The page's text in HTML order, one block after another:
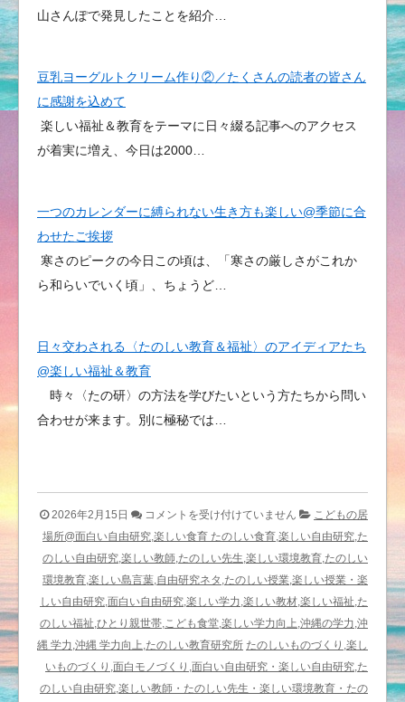
山さんぽで発見したことを紹介…
豆乳ヨーグルトクリーム作り②／たくさんの読者の皆さん
に感謝を込めて
楽しい福祉＆教育をテーマに日々綴る記事へのアクセス
が着実に増え、今日は2000…
一つのカレンダーに縛られない生き方も楽しい@季節に合
わせたご挨拶
寒さのピークの今日この頃は、「寒さの厳しさがこれか
ら和らいでいく頃」、ちょうど…
日々交わされる〈たのしい教育＆福祉〉のアイディアたち
@楽しい福祉＆教育
時々〈たの研〉の方法を学びたいという方たちから問い
合わせが来ます。別に極秘では…
2026年2月15日
PEAL
カ
ウ
ン
セ
リ
ン
グ
入
コメントを受け付けていません
こどもの居
場所@面白い自由研究,楽しい食育 たのしい食育,楽しい自由研究,た
のしい自由研究,楽しい教師,たのしい先生,楽しい環境教育,たのしい
環境教育,楽しい島言葉,自由研究ネタ,たのしい授業,楽しい授業・楽
しい自由研究,面白い自由研究,楽しい学力,楽しい教材,楽しい福祉,た
のしい福祉,ひとり親世帯,こども食堂,楽しい学力向上,沖縄の学力,沖
縄 学力,沖縄 学力向上,たのしい教育研究所 たのしいものづくり,楽し
いものづくり,面白モノづくり,面白い自由研究・楽しい自由研究,た
のしい自由研究,楽しい教師・たのしい先生・楽しい環境教育・たの